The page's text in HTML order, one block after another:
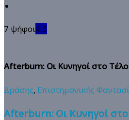
7 ψήφοι4.3
Afterburn: Οι Κυνηγοί στο
Δράσης, Επιστημονικής
Afterburn: Οι Κυνηγοί